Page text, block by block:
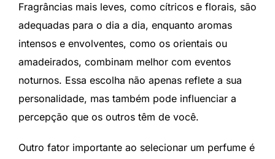
Fragrâncias mais leves, como cítricos e florais, são
adequadas para o dia a dia, enquanto aromas
intensos e envolventes, como os orientais ou
amadeirados, combinam melhor com eventos
noturnos. Essa escolha não apenas reflete a sua
personalidade, mas também pode influenciar a
percepção que os outros têm de você.
Outro fator importante ao selecionar um perfume é